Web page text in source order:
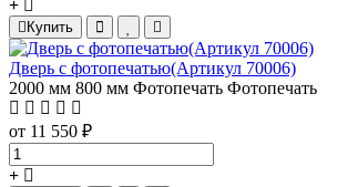
Купить
Дверь с фотопечатью(Артикул 70006)
2000 мм 800 мм Фотопечать Фотопечать
от 11 550 ₽